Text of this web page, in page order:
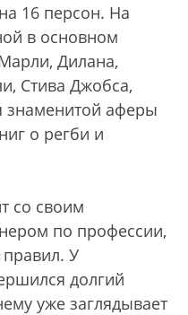
16 персон. На
в основном
Дилана,
Стива Джобса,
знаменитой аферы
о регби и
со своим
по профессии,
У
долгий
уже заглядывает